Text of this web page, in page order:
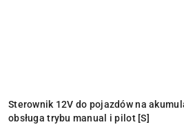
Sterownik 12V do pojazdów na
obsługa trybu manual i pilot [S]